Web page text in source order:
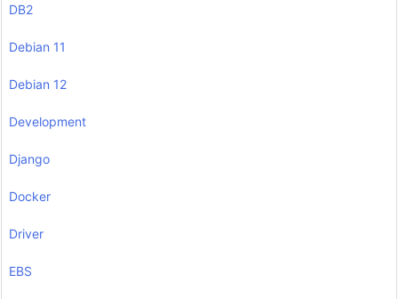
DB2
Debian 11
Debian 12
Development
Django
Docker
Driver
EBS